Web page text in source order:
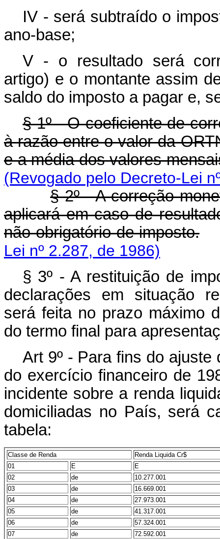
IV - será subtraído o
ano-base;
V - o resultado será
artigo) e o montante assim
saldo do imposto a pagar e,
§ 1º - O coeficiente de
à razão entre o valor da
e a média dos valores
(Revogado pelo Decreto-Lei
§ 2º - A correção
aplicará em caso de
não-obrigatório de imposto.
Lei nº 2.287, de 1986)
§ 3º - A restituição de
declarações em situação
será feita no prazo máximo
do termo final para
Art 9º - Para fins do ajuste
do exercício financeiro de
incidente sobre a renda
domiciliadas no País, será
tabela:
Classe de Renda
Renda Liquida Cr$
01
E
E
02
de
10.277.001
03
de
16.669.001
04
de
27.973.001
05
de
41.317.001
06
de
57.324.001
07
de 72.592.001